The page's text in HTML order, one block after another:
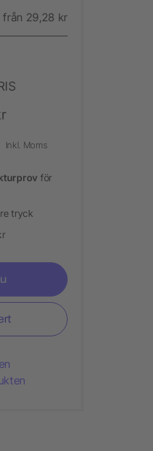
från 29,28 kr
Inkl. Moms
för
tryck